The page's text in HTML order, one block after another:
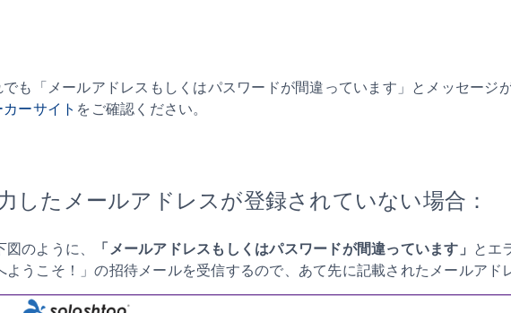
でも「メールアドレスもしくはパスワードが間違っています」とメッセージ
ーサイト をご確認ください。
したメールアドレスが登録されていない場合：
図のように、 「メールアドレスもしくはパスワードが間違っています」 とエ
ようこそ！」の招待メールを受信するので、あて先に記載されたメールアド